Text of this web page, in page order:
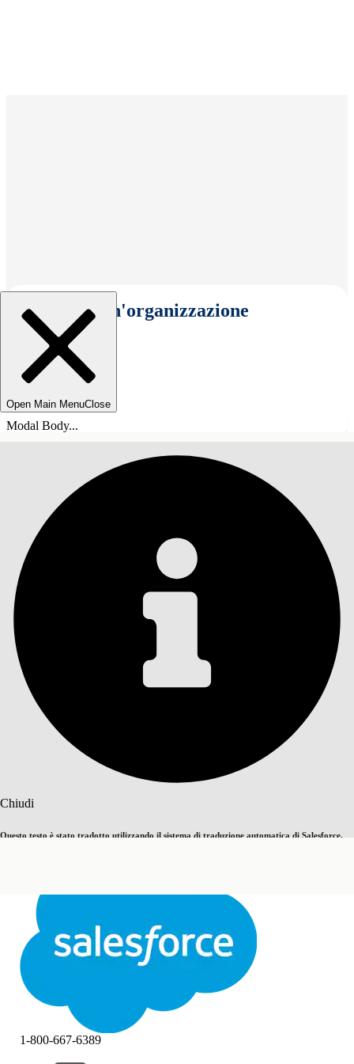
Seleziona un'organizzazione
Open Main MenuClose
Modal Body...
Chiudi
Questo testo è stato tradotto utilizzando il sistema di traduzione automatica di Salesforce.
Chiudi Chiudi
SOMMARIO
1-800-667-6389